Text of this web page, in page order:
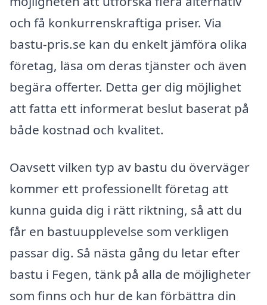
och få konkurrenskraftiga priser. Via
bastu-pris.se kan du enkelt jämföra olika
företag, läsa om deras tjänster och även
begära offerter. Detta ger dig möjlighet
att fatta ett informerat beslut baserat på
både kostnad och kvalitet.
Oavsett vilken typ av bastu du överväger
kommer ett professionellt företag att
kunna guida dig i rätt riktning, så att du
får en bastuupplevelse som verkligen
passar dig. Så nästa gång du letar efter
bastu i Fegen, tänk på alla de möjligheter
som finns och hur de kan förbättra din